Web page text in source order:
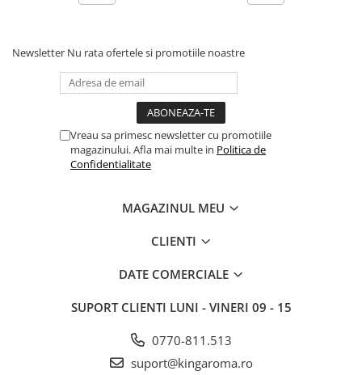
Newsletter Nu rata ofertele si promotiile noastre
Vreau sa primesc newsletter cu promotiile
magazinului. Afla mai multe in Politica de
Confidentialitate
MAGAZINUL MEU
CLIENTI
DATE COMERCIALE
SUPORT CLIENTI LUNI - VINERI 09 - 15
0770-811.513
suport@kingaroma.ro